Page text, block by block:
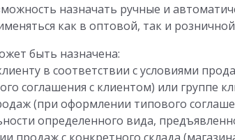
назначать ручные и
как в оптовой, так и
быть назначена:
в соответствии с условиями
соглашения с клиентом) или группе
(при оформлении типового
определенного вида,